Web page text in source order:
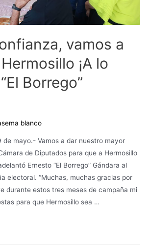
vamos a
¡A lo
Borrego”
blanco
de mayo.- Vamos a dar nuestro mayor
de Diputados para que a Hermosillo
Ernesto “El Borrego” Gándara al
electoral. “Muchas, muchas gracias por
durante estos tres meses de campaña mi
para que Hermosillo sea …